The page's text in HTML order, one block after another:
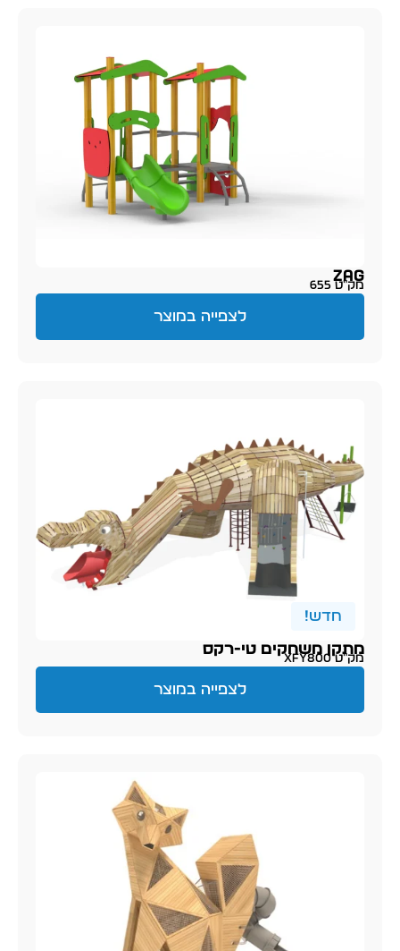
Zag
מק״ט 655
לצפייה במוצר
חדש!
מתקן משחקים טי-רקס
מק״ט XFY800
לצפייה במוצר